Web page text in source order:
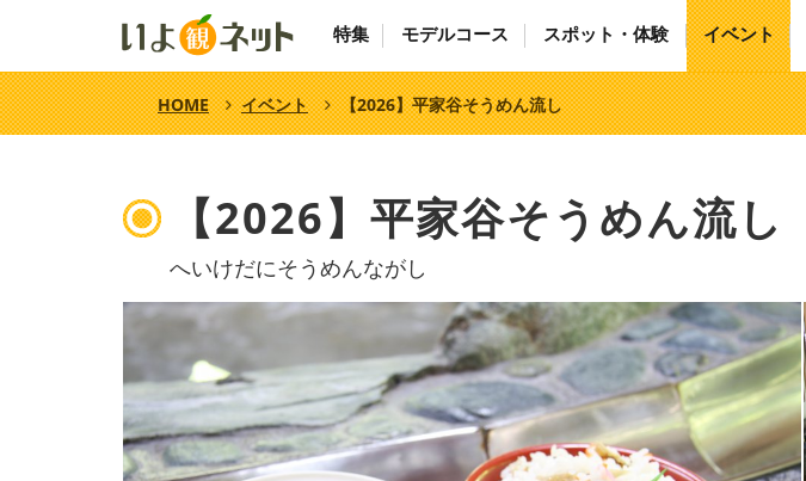
特集 モデルコース スポット・体験 イベント
HOME イベント 【2026】平家谷そうめん流し
【2026】平家谷そうめん流し
へいけだにそうめんながし